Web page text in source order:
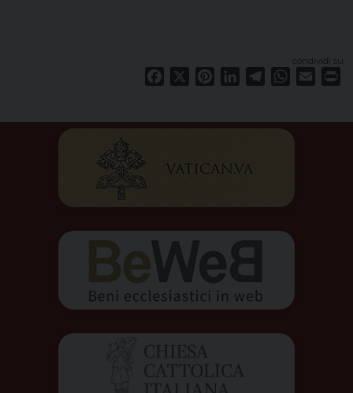
condividi su
Facebook PinterestLinkedInTelegramWhatsApp
Email